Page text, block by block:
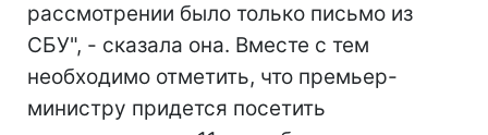
рассмотрении было только письмо из
СБУ", - сказала она. Вместе с тем
необходимо отметить, что премьер-
министру придется посетить